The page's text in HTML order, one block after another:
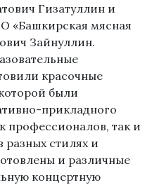
Гизатуллин и
«Башкирская мясная
Зайнуллин.
красочные
были
прикладного
профессионалов, так и
стилях и
и различные
концертную